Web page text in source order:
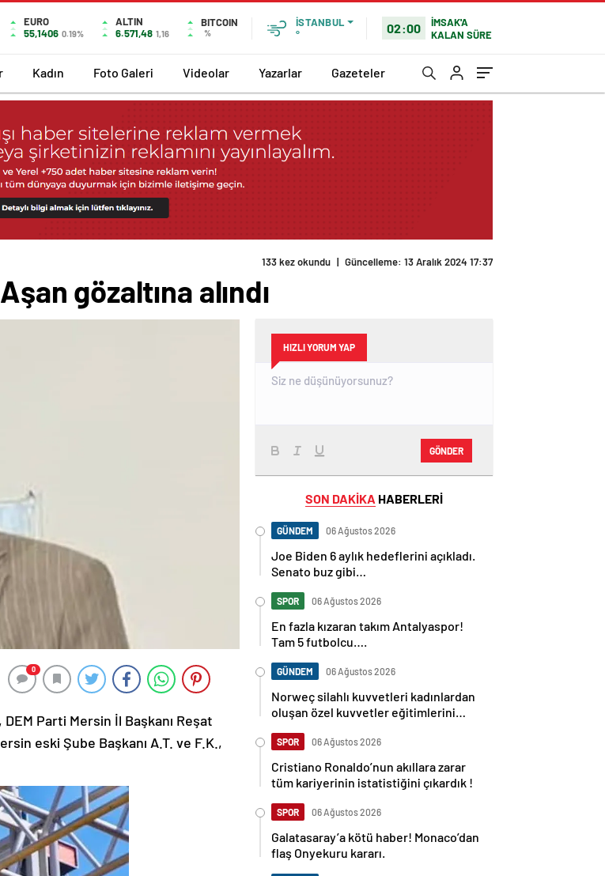
EURO
55,1406 0.19%
ALTIN
6.571,48 1,16
BITCOIN
%
İSTANBUL
°
02:00
İMSAK'A
KALAN SÜRE
Kadın Foto Galeri Videolar Yazarlar Gazeteler
gözaltına alındı
0
Parti Mersin İl Başkanı Reşat
eski Şube Başkanı A.T. ve F.K.,
HIZLI YORUM YAP
GÖNDER
SON DAKİKA HABERLERİ
GÜNDEM 06 Ağustos 2026
Joe Biden 6 aylık hedeflerini açıkladı.
Senato buz gibi…
SPOR 06 Ağustos 2026
En fazla kızaran takım Antalyaspor!
Tam 5 futbolcu….
GÜNDEM 06 Ağustos 2026
Norweç silahlı kuvvetleri kadınlardan
oluşan özel kuvvetler eğitimlerini
SPOR 06 Ağustos 2026
Cristiano Ronaldo’nun akıllara zarar
tüm kariyerinin istatistiğini çıkardık !
SPOR 06 Ağustos 2026
Galatasaray’a kötü haber! Monaco’dan
flaş Onyekuru kararı.